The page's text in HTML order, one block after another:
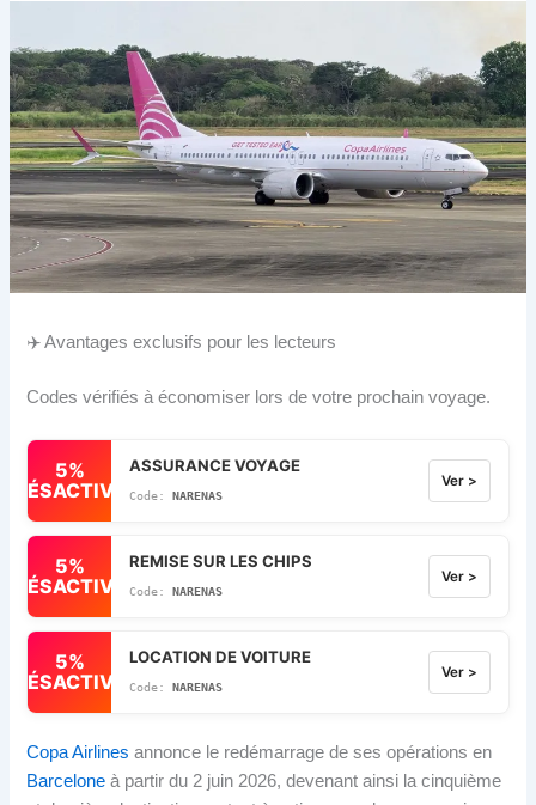
✈️ Avantages exclusifs pour les lecteurs
Codes vérifiés à économiser lors de votre prochain voyage.
5%
DÉSACTIVÉ
ASSURANCE VOYAGE
NARENAS
Ver >
5%
DÉSACTIVÉ
REMISE SUR LES CHIPS
NARENAS
Ver >
5%
DÉSACTIVÉ
LOCATION DE VOITURE
NARENAS
Ver >
Copa Airlines annonce le redémarrage de ses opérations en
Barcelone à partir du 2 juin 2026, devenant ainsi la cinquième